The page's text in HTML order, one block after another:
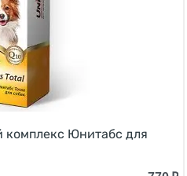
Юнитабс для